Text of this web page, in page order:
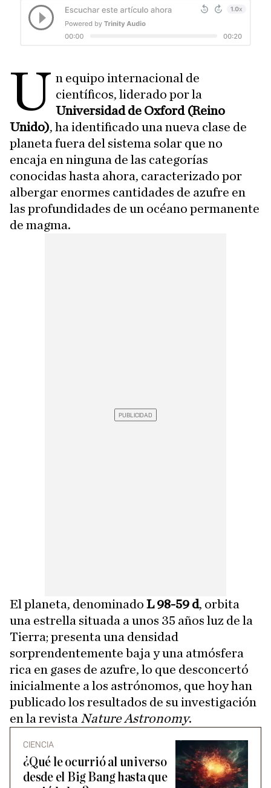
U n equipo internacional de
científicos, liderado por la
Universidad de Oxford (Reino
Unido), ha identificado una nueva clase de
planeta fuera del sistema solar que no
encaja en ninguna de las categorías
conocidas hasta ahora, caracterizado por
albergar enormes cantidades de azufre en
las profundidades de un océano permanente
de magma.
El planeta, denominado L 98-59 d, orbita
una estrella situada a unos 35 años luz de la
Tierra; presenta una densidad
sorprendentemente baja y una atmósfera
rica en gases de azufre, lo que desconcertó
inicialmente a los astrónomos, que hoy han
publicado los resultados de su investigación
en la revista Nature Astronomy.
CIENCIA
¿Qué le ocurrió al universo
desde el Big Bang hasta que